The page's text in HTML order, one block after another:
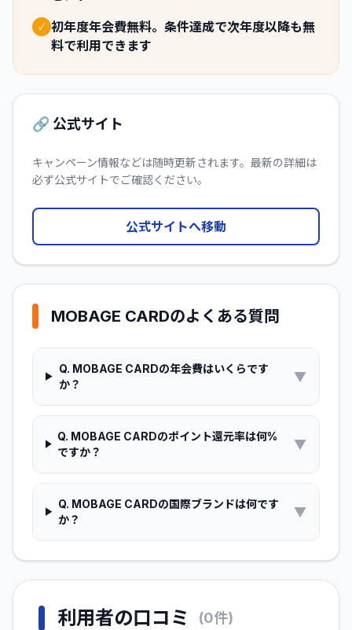
✓ 初年度年会費無料。条件達成で次年度以降も無
料で利用できます
🔗 公式サイト
キャンペーン情報などは随時更新されます。最新の詳細は
必ず公式サイトでご確認ください。
公式サイトへ移動
MOBAGE CARDのよくある質問
Q. MOBAGE CARDの年会費はいくらです
か？
▼
Q. MOBAGE CARDのポイント還元率は何%
ですか？
▼
Q. MOBAGE CARDの国際ブランドは何です
か？
▼
利用者の口コミ (0件)